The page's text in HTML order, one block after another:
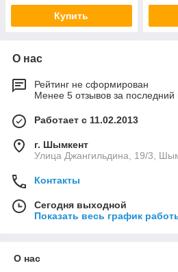
Купить
О нас
Рейтинг не сформирован
Менее 5 отзывов за последний
Работает с 11.02.2013
г. Шымкент
Улица Джангильдина, 19/3,
Контакты
Сегодня выходной
Показать весь график
О нас